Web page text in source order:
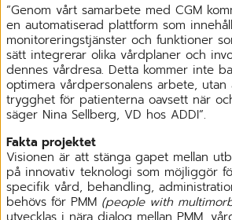
”Genom vårt samarbete med CGM
en automatiserad plattform som
monitoreringstjänster och funktioner
sätt integrerar olika vårdplaner och
dennes vårdresa. Detta kommer inte
optimera vårdpersonalens arbete,
trygghet för patienterna oavsett när
säger Nina Sellberg, VD hos ADDI”.
Fakta projektet
Visionen är att stänga gapet mellan
på innovativ teknologi som möjliggör
specifik vård, behandling,
behövs för PMM (people with